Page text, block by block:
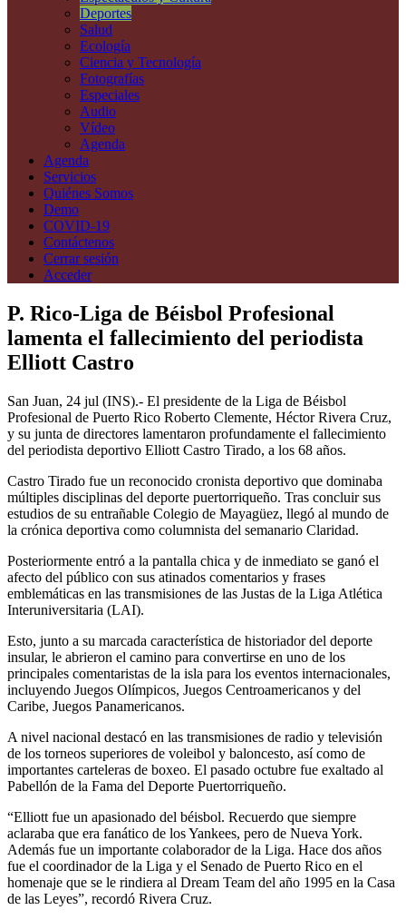
Deportes
Salud
Ecología
Ciencia y Tecnología
Fotografías
Especiales
Audio
Vídeo
Agenda
Agenda
Servicios
Quiénes Somos
Demo
COVID-19
Contáctenos
Cerrar sesión
Acceder
P. Rico-Liga de Béisbol Profesional
lamenta el fallecimiento del periodista
Elliott Castro
San Juan, 24 jul (INS).- El presidente de la Liga de Béisbol
Profesional de Puerto Rico Roberto Clemente, Héctor Rivera Cruz,
y su junta de directores lamentaron profundamente el fallecimiento
del periodista deportivo Elliott Castro Tirado, a los 68 años.
Castro Tirado fue un reconocido cronista deportivo que dominaba
múltiples disciplinas del deporte puertorriqueño. Tras concluir sus
estudios de su entrañable Colegio de Mayagüez, llegó al mundo de
la crónica deportiva como columnista del semanario Claridad.
Posteriormente entró a la pantalla chica y de inmediato se ganó el
afecto del público con sus atinados comentarios y frases
emblemáticas en las transmisiones de las Justas de la Liga Atlética
Interuniversitaria (LAI).
Esto, junto a su marcada característica de historiador del deporte
insular, le abrieron el camino para convertirse en uno de los
principales comentaristas de la isla para los eventos internacionales,
incluyendo Juegos Olímpicos, Juegos Centroamericanos y del
Caribe, Juegos Panamericanos.
A nivel nacional destacó en las transmisiones de radio y televisión
de los torneos superiores de voleibol y baloncesto, así como de
importantes carteleras de boxeo. El pasado octubre fue exaltado al
Pabellón de la Fama del Deporte Puertorriqueño.
“Elliott fue un apasionado del béisbol. Recuerdo que siempre
aclaraba que era fanático de los Yankees, pero de Nueva York.
Además fue un importante colaborador de la Liga. Hace dos años
fue el coordinador de la Liga y el Senado de Puerto Rico en el
homenaje que se le rindiera al Dream Team del año 1995 en la Casa
de las Leyes”, recordó Rivera Cruz.